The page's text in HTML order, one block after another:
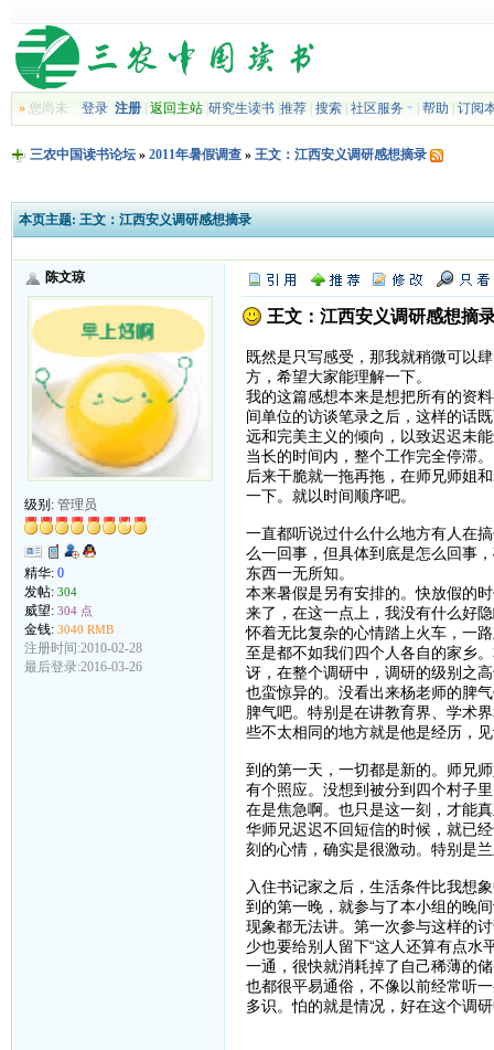
»您尚未 登录 注册| 返回主站| 研究生读书| 推荐| 搜索| 社区服务 帮助 订阅
三农中国读书论坛» 2011年暑假调查» 王文：江西安义调研感想摘录
本页主题: 王文：江西安义调研感想摘录
陈文琼
级别: 管理员
精华: 0
发帖: 304
威望: 304 点
金钱: 3040 RMB
注册时间:2010-02-28
最后登录:2016-03-26
王文：江西安义调研感想摘
既然是只写感受，那我就稍微可以
方，希望大家能理解一下。
我的这篇感想本来是想把所有的资
间单位的访谈笔录之后，这样的话
远和完美主义的倾向，以致迟迟未
当长的时间内，整个工作完全停滞。
后来干脆就一拖再拖，在师兄师姐
一下。就以时间顺序吧。
一直都听说过什么什么地方有人在
么一回事，但具体到底是怎么回事
东西一无所知。
本来暑假是另有安排的。快放假的
来了，在这一点上，我没有什么好
怀着无比复杂的心情踏上火车，一
至是都不如我们四个人各自的家乡
讶，在整个调研中，调研的级别之
也蛮惊异的。没看出来杨老师的脾
脾气吧。特别是在讲教育界、学术
些不太相同的地方就是他是经历，
到的第一天，一切都是新的。师兄
有个照应。没想到被分到四个村子
在是焦急啊。也只是这一刻，才能
华师兄迟迟不回短信的时候，就已
刻的心情，确实是很激动。特别是
入住书记家之后，生活条件比我想
到的第一晚，就参与了本小组的晚
现象都无法讲。第一次参与这样的
少也要给别人留下“这人还算有点水
一通，很快就消耗掉了自己稀薄的
也都很平易通俗，不像以前经常听
多识。怕的就是情况，好在这个调